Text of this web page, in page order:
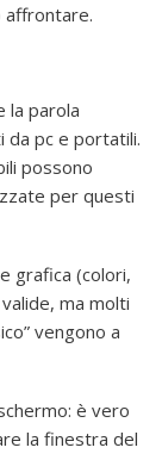
affrontare.
la parola
da pc e portatili.
possono
per questi
grafica (colori,
ma molti
vengono a
è vero
la finestra del